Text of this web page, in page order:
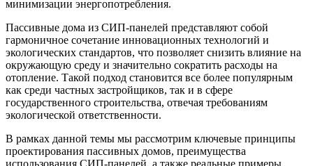
минимизации энергопотребления.
Пассивные дома из СИП-панелей представляют собой
гармоничное сочетание инновационных технологий и
экологических стандартов, что позволяет снизить влияние на
окружающую среду и значительно сократить расходы на
отопление. Такой подход становится все более популярным
как среди частных застройщиков, так и в сфере
государственного строительства, отвечая требованиям
экологической ответственности.
В рамках данной темы мы рассмотрим ключевые принципы
проектирования пассивных домов, преимущества
использования СИП-панелей, а также реальные примеры